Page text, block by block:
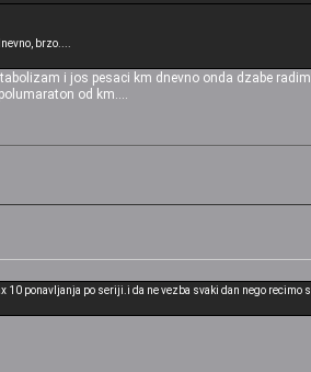
brzo....
i jos pesaci km dnevno onda dzabe
od km....
ponavljanja po seriji.i da ne vezba svaki dan nego